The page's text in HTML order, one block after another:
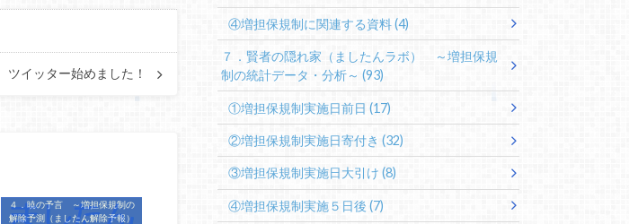
ツイッター始めました！
４．暁の予言 ～増担保規制の
解除予測（ましたん解除予報）
④増担保規制に関連する資料(4)
７．賢者の隠れ家（ましたんラボ） ～増担保規
制の統計データ・分析～(93)
①増担保規制実施日前日 (17)
②増担保規制実施日寄付き (32)
③増担保規制実施日大引け (8)
④増担保規制実施５日後 (7)